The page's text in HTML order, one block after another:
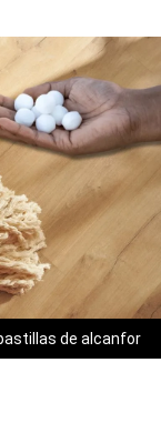
de alcanfor